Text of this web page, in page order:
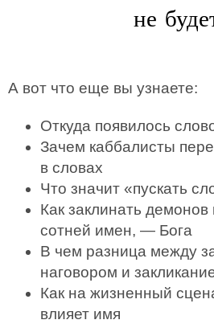
не
А вот что еще вы узнаете:
Откуда появилось
Зачем каббалисты
в словах
Что значит «пускать
Как заклинать
сотней имен, — Бога
В чем разница между
наговором и
Как на жизненный
влияет имя